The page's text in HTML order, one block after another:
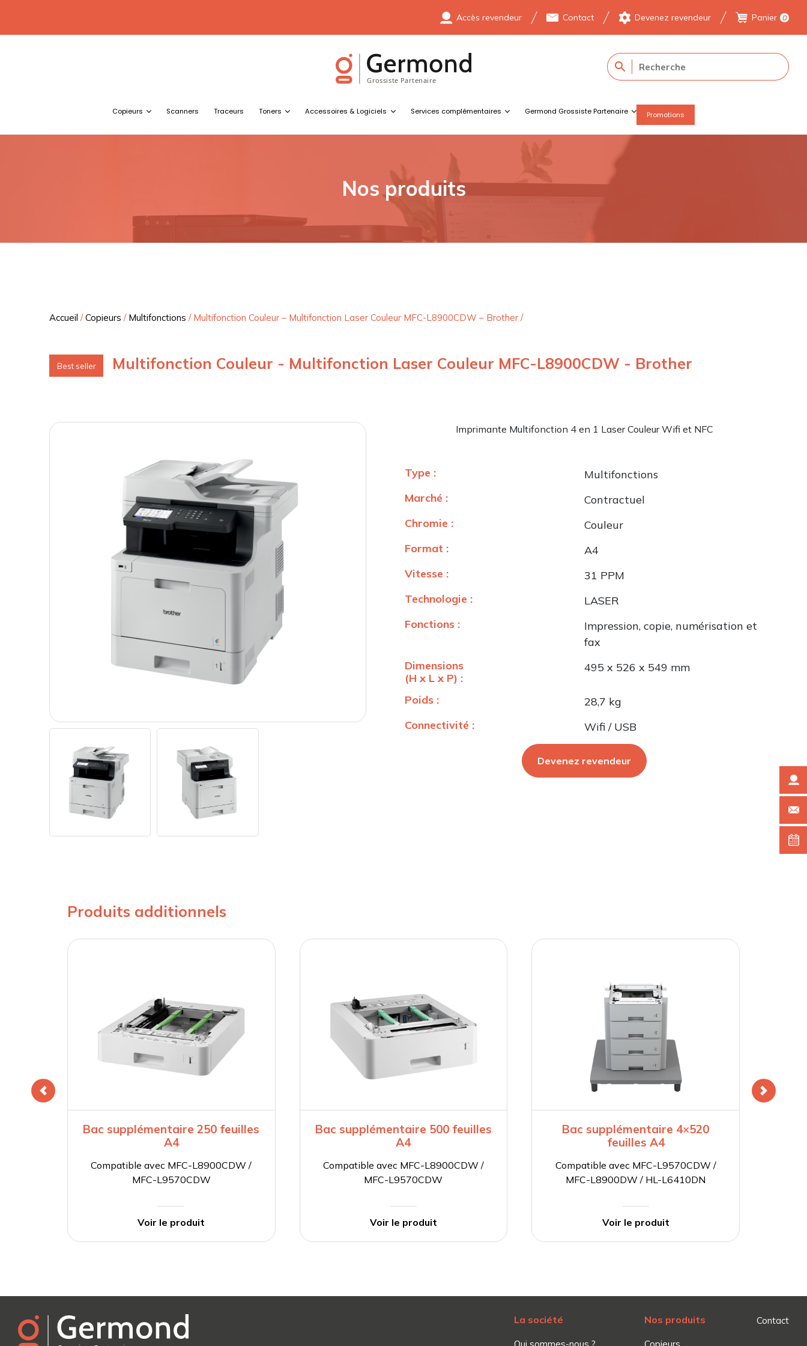
Accès revendeur Contact Devenez revendeur Panier 0
Copieurs Scanners Traceurs Toners Accessoires & Logiciels Services complémentaires Germond Grossiste Partenaire Promotions
Nos produits
Accueil /Copieurs / Multifonctions / Multifonction Couleur – Multifonction Laser Couleur MFC-L8900CDW – Brother /
Best seller Multifonction Couleur - Multifonction Laser Couleur MFC-L8900CDW - Brother
Imprimante Multifonction 4 en 1 Laser Couleur Wifi et NFC
Type :
Multifonctions
Marché :
Contractuel
Chromie :
Couleur
Format :
A4
Vitesse :
31 PPM
Technologie :
LASER
Fonctions :
Impression, copie, numérisation et
fax
Dimensions
(H x L x P) :
495 x 526 x 549 mm
Poids :
28,7 kg
Connectivité :
Wifi / USB
Devenez revendeur
Produits additionnels
Bac supplémentaire 250 feuilles
A4
Compatible avec MFC-L8900CDW /
MFC-L9570CDW
Voir le produit
Bac supplémentaire 500 feuilles
A4
Compatible avec MFC-L8900CDW /
MFC-L9570CDW
Voir le produit
Bac supplémentaire 4×520
feuilles A4
Compatible avec MFC-L9570CDW /
MFC-L8900DW / HL-L6410DN
Voir le produit
La société Nos produits Contact